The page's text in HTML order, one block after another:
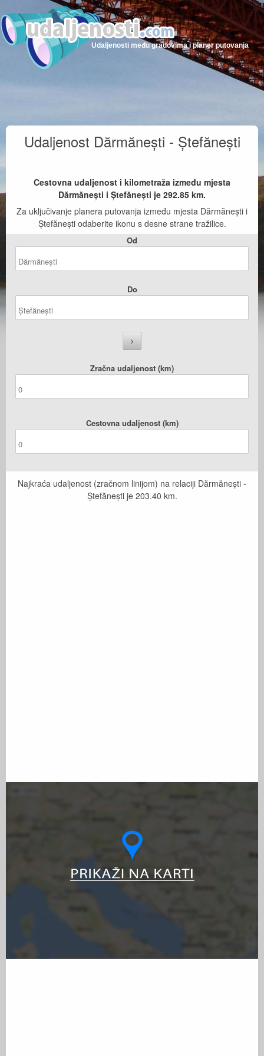
Udaljenosti među gradovima i planer putovanja
Udaljenost Dărmănești - Ștefănești
Cestovna udaljenost i kilometraža između mjesta
Dărmănești i Ștefănești je 292.85 km.
Za uključivanje planera putovanja između mjesta Dărmănești i
Ștefănești odaberite ikonu s desne strane tražilice.
Od
Do
Zračna udaljenost (km)
Cestovna udaljenost (km)
Najkraća udaljenost (zračnom linijom) na relaciji Dărmănești -
Ștefănești je 203.40 km.